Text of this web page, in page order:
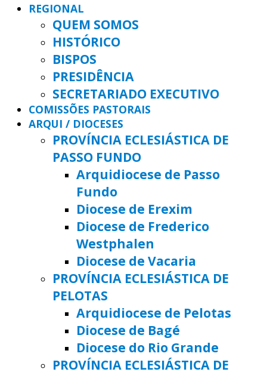
REGIONAL
QUEM SOMOS
HISTÓRICO
BISPOS
PRESIDÊNCIA
SECRETARIADO EXECUTIVO
COMISSÕES PASTORAIS
ARQUI / DIOCESES
PROVÍNCIA ECLESIÁSTICA DE
PASSO FUNDO
Arquidiocese de Passo
Fundo
Diocese de Erexim
Diocese de Frederico
Westphalen
Diocese de Vacaria
PROVÍNCIA ECLESIÁSTICA DE
PELOTAS
Arquidiocese de Pelotas
Diocese de Bagé
Diocese do Rio Grande
PROVÍNCIA ECLESIÁSTICA DE